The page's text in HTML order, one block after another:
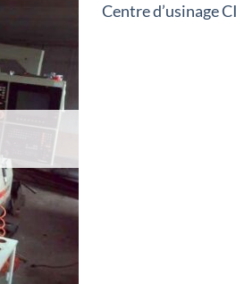
Centre d’usinage